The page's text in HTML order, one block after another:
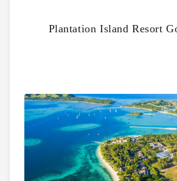
Plantation Island Resort